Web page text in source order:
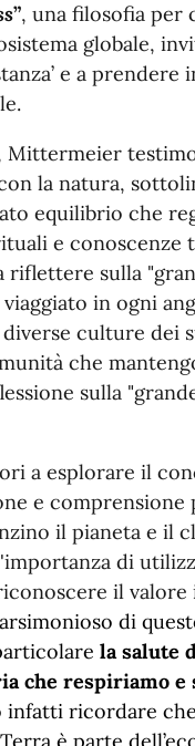
”, una filosofia per
globale,
e a
Mittermeier
la natura,
equilibrio che
e conoscenze
sulla
in ogni
culture dei
che
sulla
a esplorare il
e
il pianeta e il
di
il
di
la salute
che respiriamo e
ricordare che